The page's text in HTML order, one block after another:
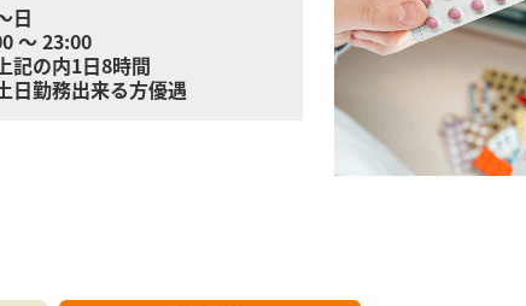
日
～ 23:00
記の内1日8時間
日勤務出来る方優遇